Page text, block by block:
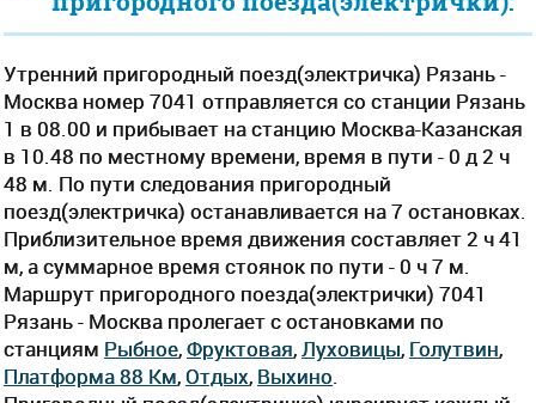
Утренний пригородный поезд(электричка) Рязань -
Москва номер 7041 отправляется со станции Рязань
1 в 08.00 и прибывает на станцию Москва-Казанская
в 10.48 по местному времени, время в пути - 0 д 2 ч
48 м. По пути следования пригородный
поезд(электричка) останавливается на 7 остановках.
Приблизительное время движения составляет 2 ч 41
м, а суммарное время стоянок по пути - 0 ч 7 м.
Маршрут пригородного поезда(электрички) 7041
Рязань - Москва пролегает c остановками по
станциям Рыбное,Фруктовая, Луховицы, Голутвин,
Платформа 88 Км,Отдых, Выхино